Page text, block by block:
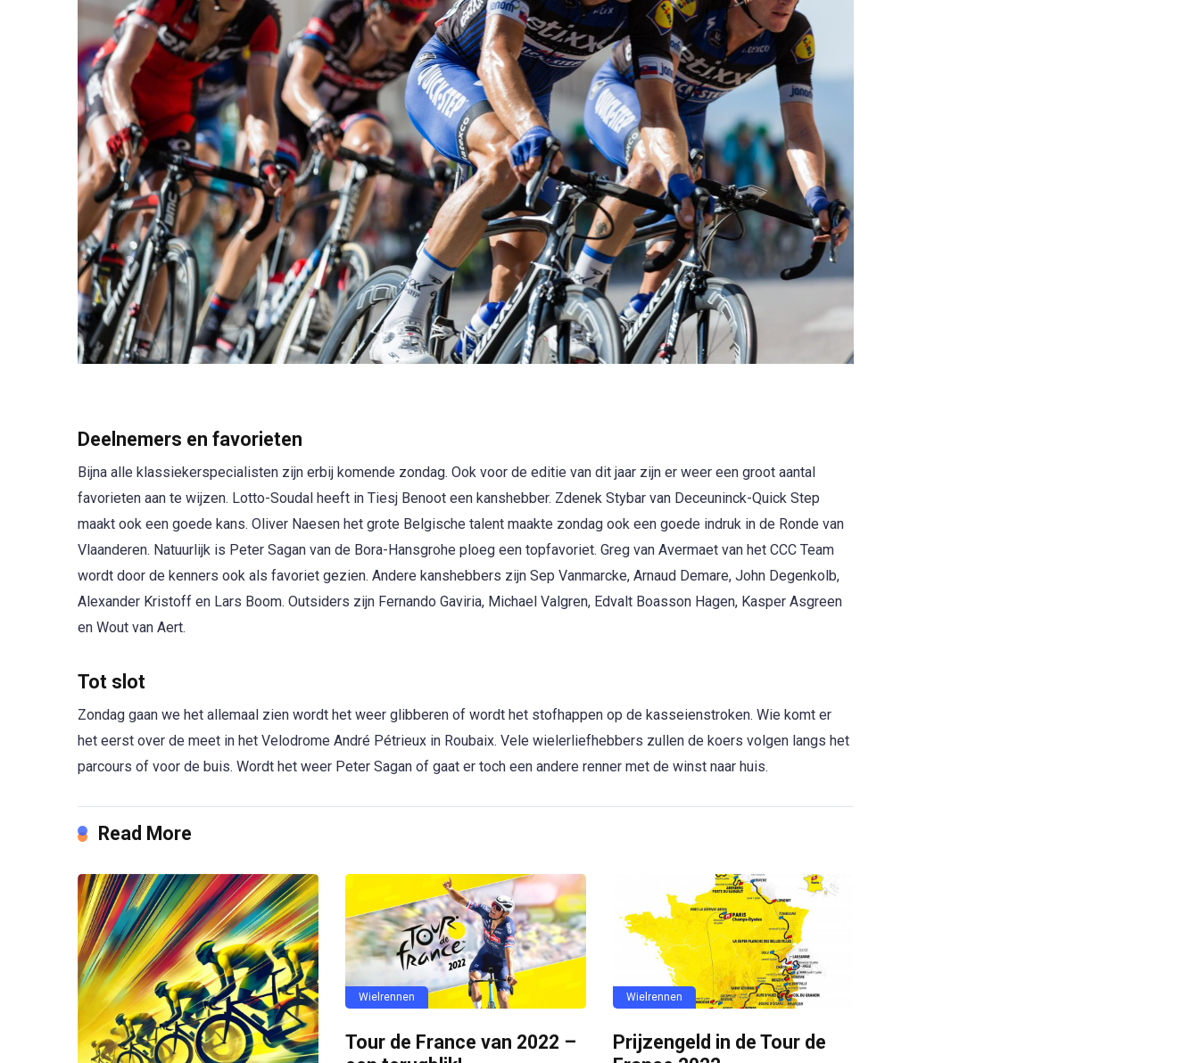
Deelnemers en favorieten
Bijna alle klassiekerspecialisten zijn erbij komende zondag. Ook voor de editie van dit jaar zijn er weer een groot aantal
favorieten aan te wijzen. Lotto-Soudal heeft in Tiesj Benoot een kanshebber. Zdenek Stybar van Deceuninck-Quick Step
maakt ook een goede kans. Oliver Naesen het grote Belgische talent maakte zondag ook een goede indruk in de Ronde van
Vlaanderen. Natuurlijk is Peter Sagan van de Bora-Hansgrohe ploeg een topfavoriet. Greg van Avermaet van het CCC Team
wordt door de kenners ook als favoriet gezien. Andere kanshebbers zijn Sep Vanmarcke, Arnaud Demare, John Degenkolb,
Alexander Kristoff en Lars Boom. Outsiders zijn Fernando Gaviria, Michael Valgren, Edvalt Boasson Hagen, Kasper Asgreen
en Wout van Aert.
Tot slot
Zondag gaan we het allemaal zien wordt het weer glibberen of wordt het stofhappen op de kasseienstroken. Wie komt er
het eerst over de meet in het Velodrome André Pétrieux in Roubaix. Vele wielerliefhebbers zullen de koers volgen langs het
parcours of voor de buis. Wordt het weer Peter Sagan of gaat er toch een andere renner met de winst naar huis.
Read More
Wielrennen
Tour de France van 2022 –
Wielrennen
Prijzengeld in de Tour de